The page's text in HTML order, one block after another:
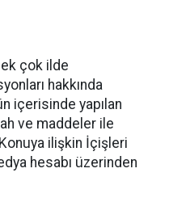
çok ilde
hakkında
içerisinde yapılan
ve maddeler ile
ilişkin İçişleri
hesabı üzerinden